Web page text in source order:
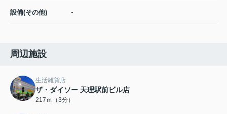
設備(その他) -
周辺施設
生活雑貨店
ザ・ダイソー 天理駅前ビル店
217ｍ（3分）